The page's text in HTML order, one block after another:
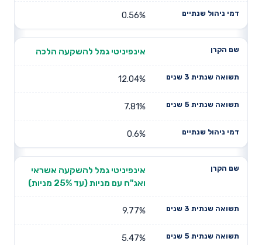
0.56%
אינפיניטי גמל להשקעה הלכה
12.04%
7.81%
0.6%
אינפיניטי גמל להשקעה אשראי
ואג"ח עם מניות (עד 25% מניות)
9.77%
5.47%